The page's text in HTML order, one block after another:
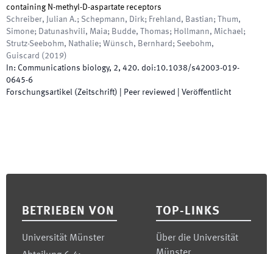
containing N-methyl-D-aspartate receptors
Schreiber, Julian A.; Schepmann, Dirk; Frehland, Bastian; Thum,
Simone; Datunashvili, Maia; Budde, Thomas; Hollmann, Michael;
Strutz-Seebohm, Nathalie; Wünsch, Bernhard; Seebohm,
Guiscard ( 2019)
In: Communications biology, 2, 420. doi:10.1038/s42003-019-
0645-6
Forschungsartikel (Zeitschrift) | Peer reviewed Veröffentlicht
BETRIEBEN VON
Universität Münster
TOP-LINKS
Über die Universität